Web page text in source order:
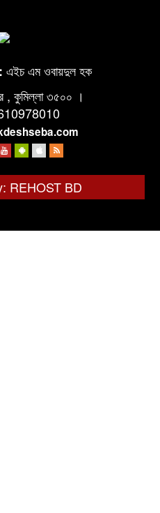
এইচ এম ওবায়দুল হক
, কুমিল্লা ৩৫০০ ।
REHOST BD